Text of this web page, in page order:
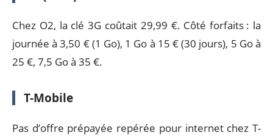
Chez O2, la clé 3G coûtait 29,99 €. Côté forfaits : la
journée à 3,50 € (1 Go), 1 Go à 15 € (30 jours), 5 Go à
25 €, 7,5 Go à 35 €.
T-Mobile
Pas d’offre prépayée repérée pour internet chez T-